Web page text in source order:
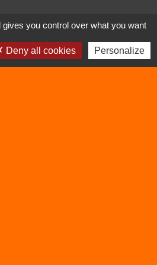
you control over what you want
Deny all cookies Personalize